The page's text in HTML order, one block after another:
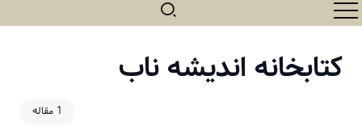
کتابخانه اندیشه ناب
1 مقاله